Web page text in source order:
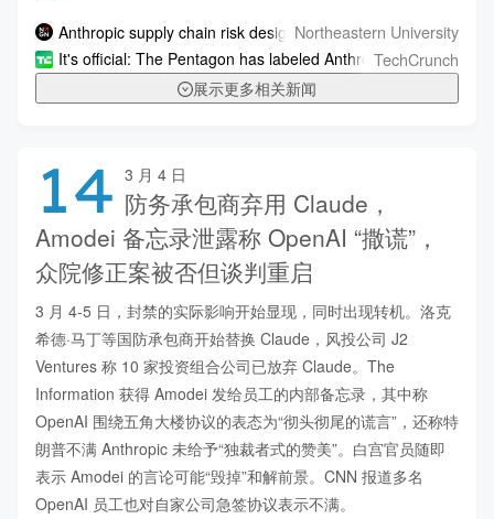
Anthropic supply chain risk designation could chill innovation,
Northeastern University
It's official: The Pentagon has labeled Anthropic a supply-
TechCrunch
展示更多相关新闻
14 3 月 4 日
防务承包商弃用 Claude，
Amodei 备忘录泄露称 OpenAI “撒谎”，
众院修正案被否但谈判重启
3 月 4-5 日，封禁的实际影响开始显现，同时出现转机。洛克
希德·马丁等国防承包商开始替换 Claude，风投公司 J2
Ventures 称 10 家投资组合公司已放弃 Claude。The
Information 获得 Amodei 发给员工的内部备忘录，其中称
OpenAI 围绕五角大楼协议的表态为“彻头彻尾的谎言”，还称特
朗普不满 Anthropic 未给予“独裁者式的赞美”。白宫官员随即
表示 Amodei 的言论可能“毁掉”和解前景。CNN 报道多名
OpenAI 员工也对自家公司急签协议表示不满。